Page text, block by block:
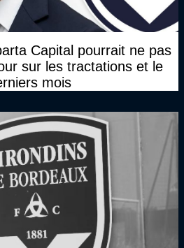
Capital pourrait ne pas
sur les tractations et le
mois